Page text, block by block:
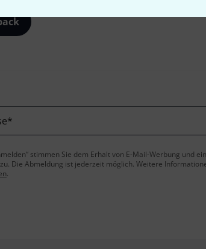
*
stimmen Sie dem Erhalt von E-Mail-Werbung und
Die Abmeldung ist jederzeit möglich. Weitere
.